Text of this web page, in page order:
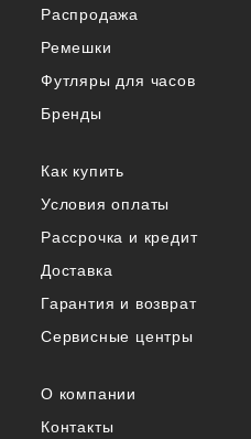
Распродажа
Ремешки
Футляры для часов
Бренды
Как купить
Условия оплаты
Рассрочка и кредит
Доставка
Гарантия и возврат
Сервисные центры
О компании
Контакты